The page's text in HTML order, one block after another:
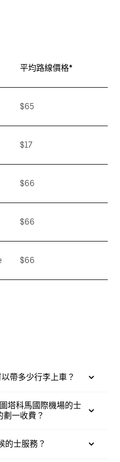
平均路線價格*
$65
$17
$66
$66
$66
帶多少行李上車？
塔科馬國際機場的士
一收費？
的士服務？